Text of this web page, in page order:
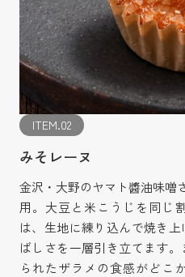
ITEM.02
みそレーヌ
金沢・大野のヤマト醬油味噌
用。大豆と米こうじを同じ
は、生地に練り込んで焼き
ばしさを一層引き立てます
られたザラメの食感がどこ